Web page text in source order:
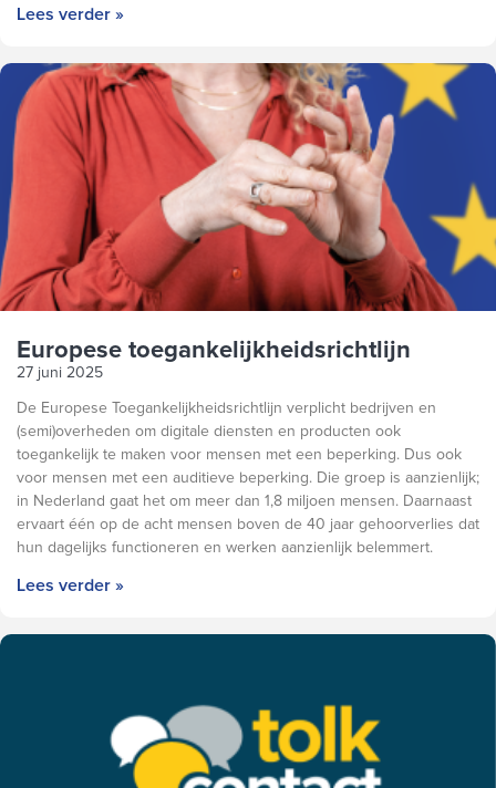
Lees verder »
Europese toegankelijkheidsrichtlijn
27 juni 2025
De Europese Toegankelijkheidsrichtlijn verplicht bedrijven en
(semi)overheden om digitale diensten en producten ook
toegankelijk te maken voor mensen met een beperking. Dus ook
voor mensen met een auditieve beperking. Die groep is aanzienlijk;
in Nederland gaat het om meer dan 1,8 miljoen mensen. Daarnaast
ervaart één op de acht mensen boven de 40 jaar gehoorverlies dat
hun dagelijks functioneren en werken aanzienlijk belemmert.
Lees verder »